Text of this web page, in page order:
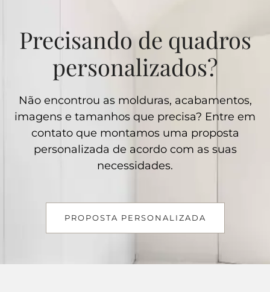
Precisando de quadros
personalizados?
Não encontrou as molduras, acabamentos,
imagens e tamanhos que precisa? Entre em
contato que montamos uma proposta
personalizada de acordo com as suas
necessidades.
PROPOSTA PERSONALIZADA